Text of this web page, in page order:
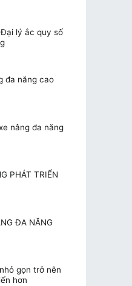
lý ắc quy số
đa năng cao
nâng đa năng
PHÁT TRIỂN
ĐA NĂNG
gọn trở nên
hơn